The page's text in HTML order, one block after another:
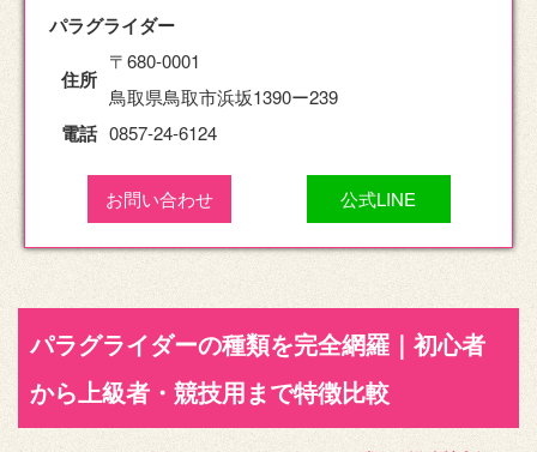
パラグライダー
住所
〒680-0001
鳥取県鳥取市浜坂1390ー239
電話 0857-24-6124
お問い合わせ 公式LINE
パラグライダーの種類を完全網羅｜初心者
から上級者・競技用まで特徴比較